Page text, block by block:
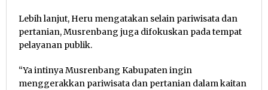
Lebih lanjut, Heru mengatakan selain pariwisata dan
pertanian, Musrenbang juga difokuskan pada tempat
pelayanan publik.
“Ya intinya Musrenbang Kabupaten ingin
menggerakkan pariwisata dan pertanian dalam kaitan